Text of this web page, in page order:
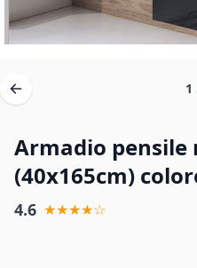
1
Armadio pensile
(40x165cm)
4.6 ★★★★☆